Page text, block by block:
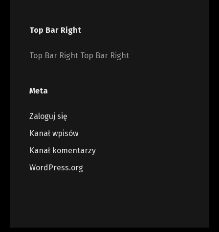
Top Bar Right
Top Bar Right Top Bar Right
Meta
Zaloguj się
Kanał wpisów
Kanał komentarzy
WordPress.org